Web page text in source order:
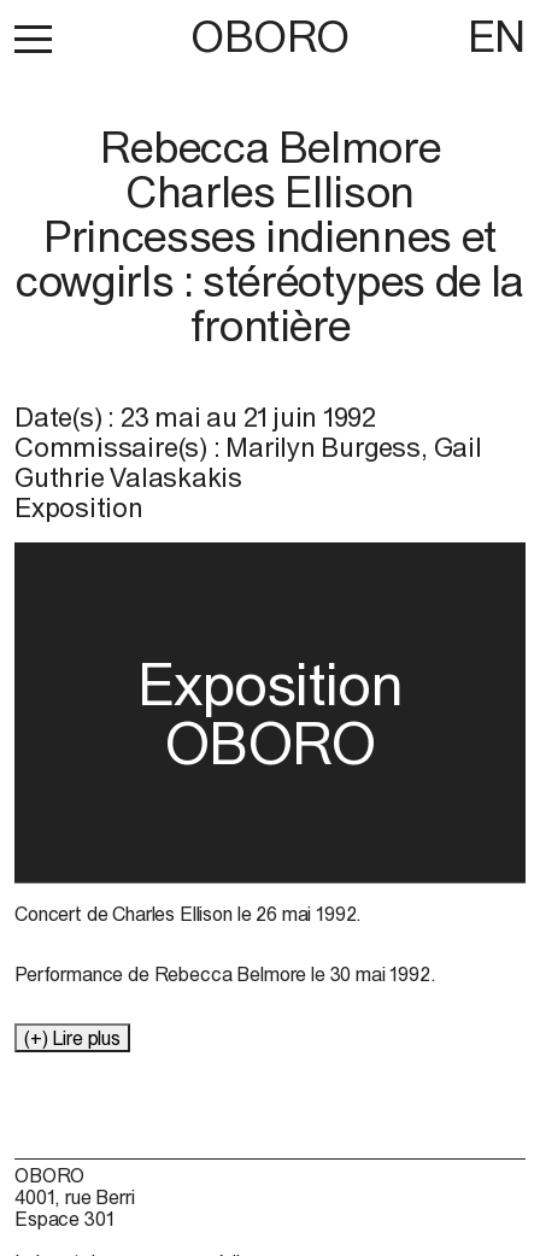
OBORO EN
Rebecca Belmore
Charles Ellison
Princesses indiennes et
cowgirls : stéréotypes de la
frontière
Date(s) : 23 mai au 21 juin 1992
Commissaire(s) : Marilyn Burgess, Gail
Guthrie Valaskakis
Exposition
Exposition
OBORO
Concert de Charles Ellison le 26 mai 1992.
Performance de Rebecca Belmore le 30 mai 1992.
(+) Lire plus
OBORO
4001, rue Berri
Espace 301